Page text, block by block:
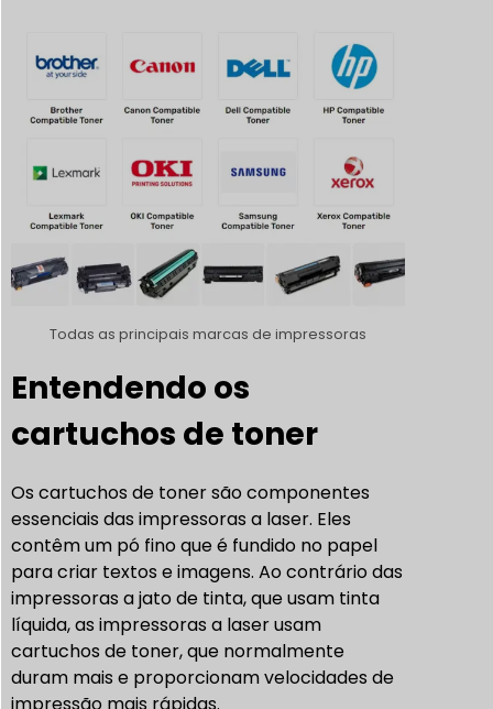
Todas as principais marcas de impressoras
Entendendo os
cartuchos de toner
Os cartuchos de toner são componentes
essenciais das impressoras a laser. Eles
contêm um pó fino que é fundido no papel
para criar textos e imagens. Ao contrário das
impressoras a jato de tinta, que usam tinta
líquida, as impressoras a laser usam
cartuchos de toner, que normalmente
duram mais e proporcionam velocidades de
impressão mais rápidas.